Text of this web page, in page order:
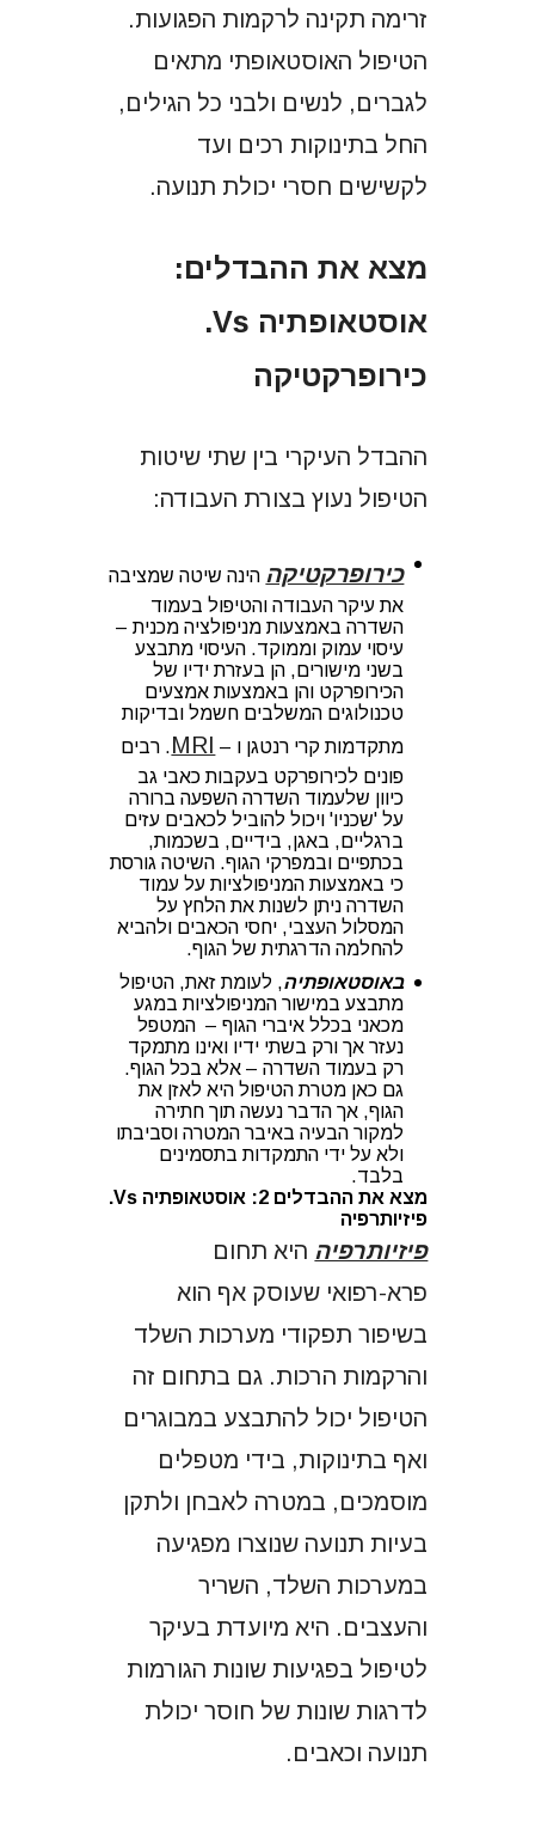
זרימה תקינה לרקמות הפגועות.
הטיפול האוסטאופתי מתאים
לגברים, לנשים ולבני כל הגילים,
החל בתינוקות רכים ועד
לקשישים חסרי יכולת תנועה.
מצא את ההבדלים:
אוסטאופתיה Vs.
כירופרקטיקה
ההבדל העיקרי בין שתי שיטות
הטיפול נעוץ בצורת העבודה:
כירופרקטיקה הינה שיטה שמציבה
את עיקר העבודה והטיפול בעמוד
השדרה באמצעות מניפולציה מכנית –
עיסוי עמוק וממוקד. העיסוי מתבצע
בשני מישורים, הן בעזרת ידיו של
הכירופרקט והן באמצעות אמצעים
טכנולוגים המשלבים חשמל ובדיקות
מתקדמות קרי רנטגן ו – MRI. רבים
פונים לכירופרקט בעקבות כאבי גב
כיוון שלעמוד השדרה השפעה ברורה
על 'שכניו' ויכול להוביל לכאבים עזים
ברגליים, באגן, בידיים, בשכמות,
בכתפיים ובמפרקי הגוף. השיטה גורסת
כי באמצעות המניפולציות על עמוד
השדרה ניתן לשנות את הלחץ על
המסלול העצבי, יחסי הכאבים ולהביא
להחלמה הדרגתית של הגוף.
באוסטאופתיה, לעומת זאת, הטיפול
מתבצע במישור המניפולציות במגע
מכאני בכלל איברי הגוף – המטפל
נעזר אך ורק בשתי ידיו ואינו מתמקד
רק בעמוד השדרה – אלא בכל הגוף.
גם כאן מטרת הטיפול היא לאזן את
הגוף, אך הדבר נעשה תוך חתירה
למקור הבעיה באיבר המטרה וסביבתו
ולא על ידי התמקדות בתסמינים
בלבד.
מצא את ההבדלים 2: אוסטאופתיה Vs.
פיזיותרפיה
פיזיותרפיה היא תחום
פרא-רפואי שעוסק אף הוא
בשיפור תפקודי מערכות השלד
והרקמות הרכות. גם בתחום זה
הטיפול יכול להתבצע במבוגרים
ואף בתינוקות, בידי מטפלים
מוסמכים, במטרה לאבחן ולתקן
בעיות תנועה שנוצרו מפגיעה
במערכות השלד, השריר
והעצבים. היא מיועדת בעיקר
לטיפול בפגיעות שונות הגורמות
לדרגות שונות של חוסר יכולת
תנועה וכאבים.